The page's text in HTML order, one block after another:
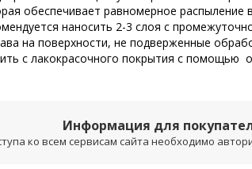
обеспечивает равномерное распыление
наносить 2-3 слоя с
на поверхности, не подверженные
с лакокрасочного покрытия с помощью
Информация для
ко всем сервисам сайта необходимо